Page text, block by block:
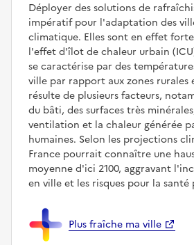
Déployer des solutions de
impératif pour l'adaptation des
climatique. Elles sont en effet
l'effet d'îlot de chaleur urbain
se caractérise par des
ville par rapport aux zones rurales
résulte de plusieurs facteurs,
du bâti, des surfaces très
ventilation et la chaleur générée
humaines. Selon les projections
France pourrait connaître une
moyenne d'ici 2100, aggravant
en ville et les risques pour la santé
Plus fraîche ma ville